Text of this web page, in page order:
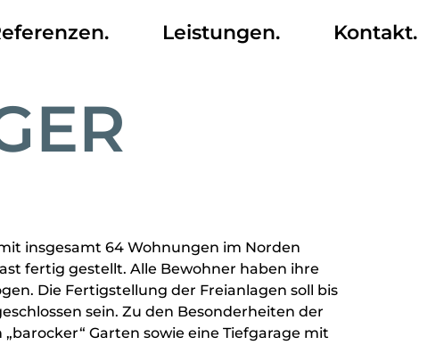
Leistungen. Kontakt.
insgesamt 64 Wohnungen im Norden
fertig gestellt. Alle Bewohner haben ihre
Die Fertigstellung der Freianlagen soll bis
sein. Zu den Besonderheiten der
Garten sowie eine Tiefgarage mit